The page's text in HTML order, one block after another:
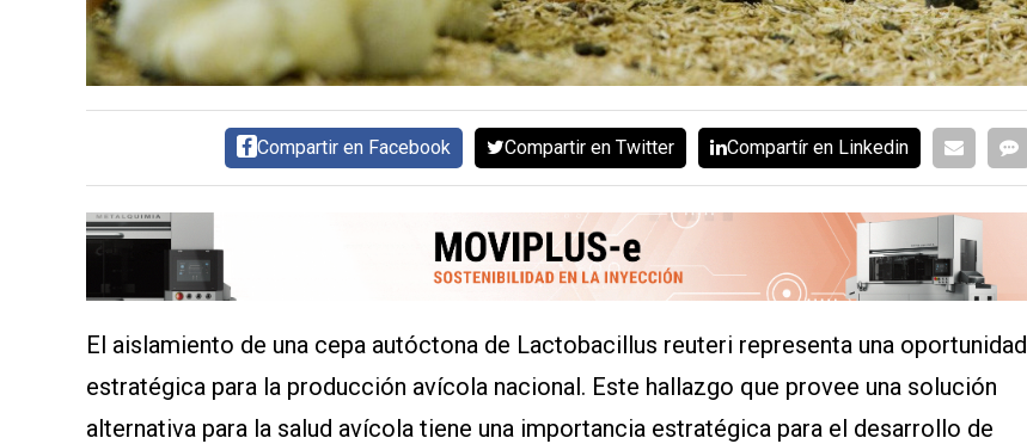
TÉRMINOS
CONDICIONES
POLÍTICAS
PRIVACIDAD
SMARTPHONE
Compartir en Facebook Compartir en Twitter Compartír en Linkedin
El aislamiento de una cepa autóctona de Lactobacillus reuteri representa una oportunidad
estratégica para la producción avícola nacional. Este hallazgo que provee una solución
alternativa para la salud avícola tiene una importancia estratégica para el desarrollo de